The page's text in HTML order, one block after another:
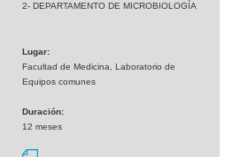
2- DEPARTAMENTO DE MICROBIOLOGÍA
Lugar:
Facultad de Medicina, Laboratorio de
Equipos comunes
Duración:
12 meses